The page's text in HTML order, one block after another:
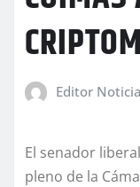
Editor
El senador
pleno de la